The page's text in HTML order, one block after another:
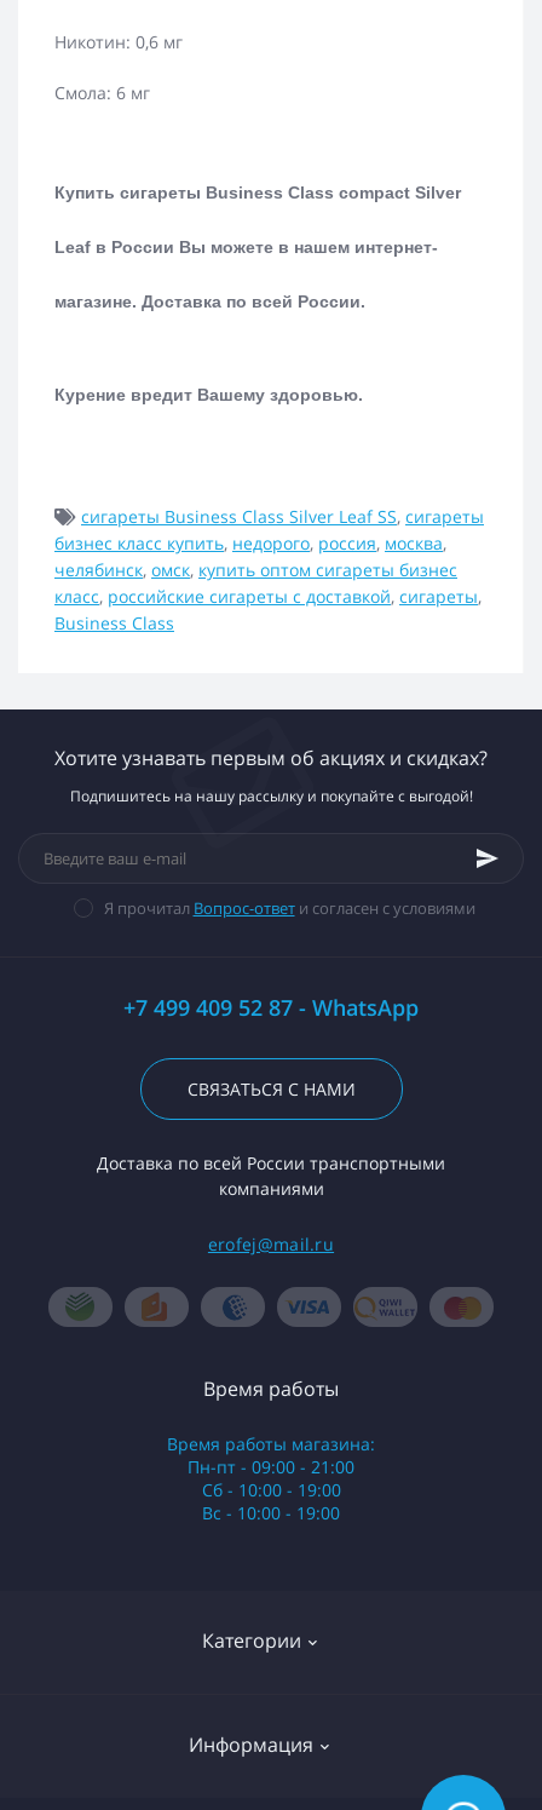
Никотин: 0,6 мг
Смола: 6 мг
Купить сигареты Business Class compact Silver
Leaf в России Вы можете в нашем интернет-
магазине. Доставка по всей России.
Курение вредит Вашему здоровью.
сигареты Business Class Silver Leaf SS, сигареты
бизнес класс купить, недорого, россия, москва,
челябинск, омск, купить оптом сигареты бизнес
класс, российские сигареты с доставкой, сигареты,
Business Class
Хотите узнавать первым об акциях и скидках?
Подпишитесь на нашу рассылку и покупайте с выгодой!
Я прочитал Вопрос-ответи согласен с условиями
+7 499 409 52 87 - WhatsApp
СВЯЗАТЬСЯ С НАМИ
Доставка по всей России транспортными
компаниями
erofej@mail.ru
Категории
Информация
Время работы
Время работы магазина:
Пн-пт - 09:00 - 21:00
Сб - 10:00 - 19:00
Вс - 10:00 - 19:00